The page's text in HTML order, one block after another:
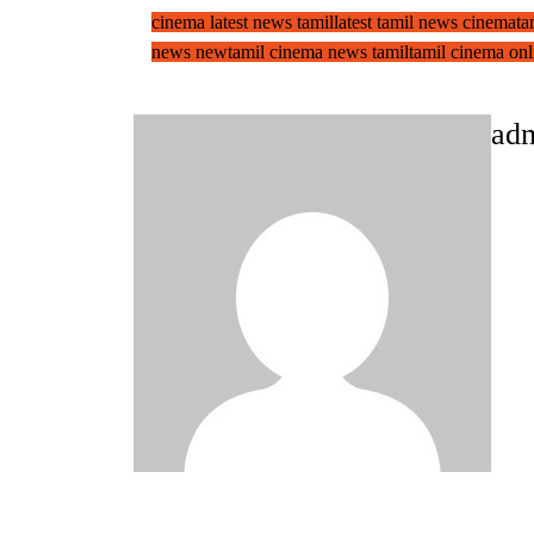
cinema latest news tamillatest tamil news cinema
news newtamil cinema news tamiltamil cinema